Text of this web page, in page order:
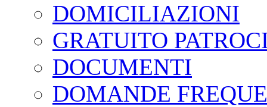
DOMICILIAZIONI
GRATUITO
DOCUMENTI
DOMANDE